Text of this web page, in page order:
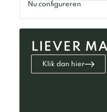
LIEVER
Klik dan hier
Nu configureren